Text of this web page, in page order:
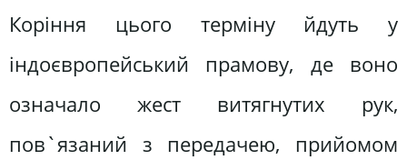
Коріння цього терміну йдуть у
індоєвропейський прамову, де воно
означало жест витягнутих рук,
пов`язаний з передачею, прийомом